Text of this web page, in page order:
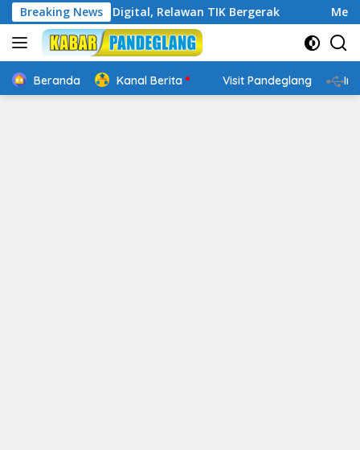
Langsung
ke
konten
Breaking News
Cakap Digital, Relawan TIK Bergerak Mengenal
Beranda Kanal Berita Visit Pandeglang